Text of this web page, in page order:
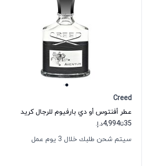
Creed
عطر أفنتوس أو دي بارفيوم للرجال كريد
35تا4,994د.إ.
سيتم شحن طلبك خلال 3 يوم عمل